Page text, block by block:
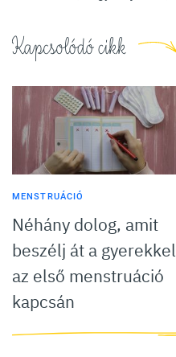
Kapcsolódó cikk
MENSTRUÁCIÓ
Néhány dolog, amit
beszélj át a gyerekkel
az első menstruáció
kapcsán